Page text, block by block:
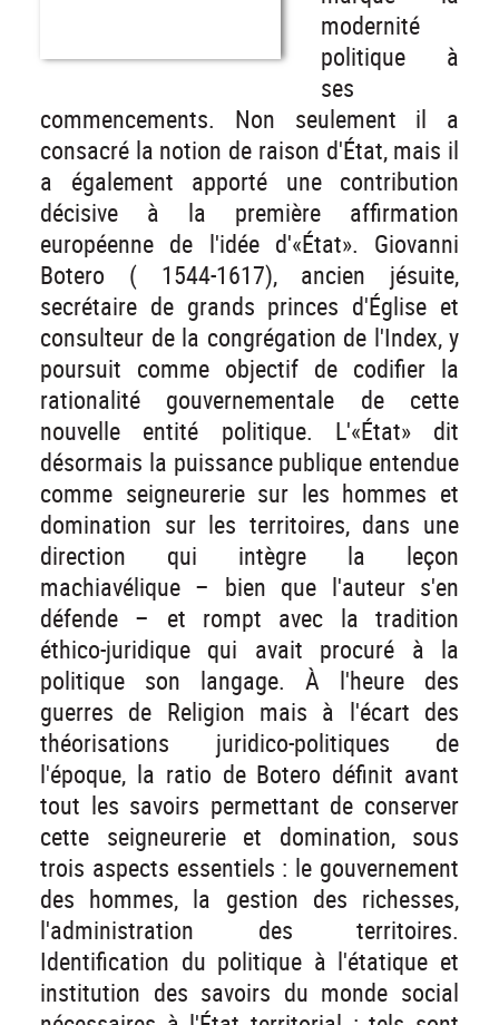
modernité
politique à
ses
commencements. Non seulement il a
consacré la notion de raison d'État, mais il
a également apporté une contribution
décisive à la première affirmation
européenne de l'idée d'«État». Giovanni
Botero ( 1544-1617), ancien jésuite,
secrétaire de grands princes d'Église et
consulteur de la congrégation de l'Index, y
poursuit comme objectif de codifier la
rationalité gouvernementale de cette
nouvelle entité politique. L'«État» dit
désormais la puissance publique entendue
comme seigneurerie sur les hommes et
domination sur les territoires, dans une
direction qui intègre la leçon
machiavélique – bien que l'auteur s'en
défende – et rompt avec la tradition
éthico-juridique qui avait procuré à la
politique son langage. À l'heure des
guerres de Religion mais à l'écart des
théorisations juridico-politiques de
l'époque, la ratio de Botero définit avant
tout les savoirs permettant de conserver
cette seigneurerie et domination, sous
trois aspects essentiels : le gouvernement
des hommes, la gestion des richesses,
l'administration des territoires.
Identification du politique à l'étatique et
institution des savoirs du monde social